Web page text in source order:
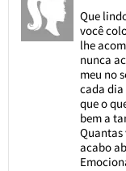
Que
você
lhe
nunca
meu no
cada dia
que o
bem a
Quantas
acabo